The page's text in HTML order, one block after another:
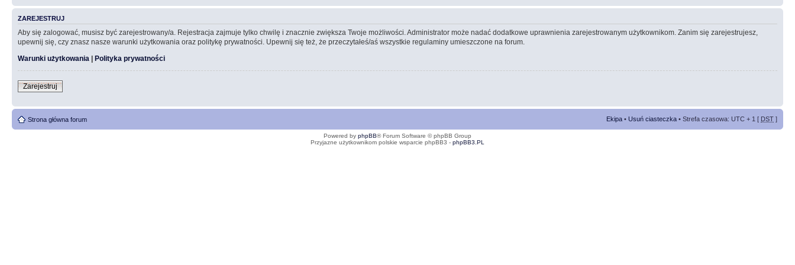
ZAREJESTRUJ
Aby się zalogować, musisz być zarejestrowany/a. Rejestracja zajmuje tylko chwilę i znacznie zwiększa Twoje możliwości. Administrator może nadać dodatkowe uprawnienia zarejestrowanym użytkownikom. Zanim się zarejestrujesz,
upewnij się, czy znasz nasze warunki użytkowania oraz politykę prywatności. Upewnij się też, że przeczytałeś/aś wszystkie regulaminy umieszczone na forum.
Warunki użytkowania | Polityka prywatności
Zarejestruj
Strona główna forum Ekipa • Usuń ciasteczka • Strefa czasowa: UTC + 1 [ DST ]
Powered by phpBB® Forum Software © phpBB Group
Przyjazne użytkownikom polskie wsparcie phpBB3 - phpBB3.PL